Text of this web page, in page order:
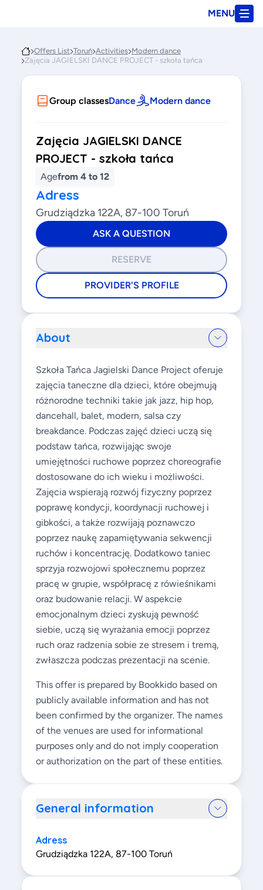
MENU
Offers List Toruń Activities Modern dance
Zajęcia JAGIELSKI DANCE PROJECT - szkoła tańca
Group classesDance Modern dance
Zajęcia JAGIELSKI DANCE
PROJECT - szkoła tańca
Agefrom 4 to 12
Adress
Grudziądzka 122A, 87-100 Toruń
ASK A QUESTION
RESERVE
PROVIDER'S PROFILE
About
Szkoła Tańca Jagielski Dance Project oferuje
zajęcia taneczne dla dzieci, które obejmują
różnorodne techniki takie jak jazz, hip hop,
dancehall, balet, modern, salsa czy
breakdance. Podczas zajęć dzieci uczą się
podstaw tańca, rozwijając swoje
umiejętności ruchowe poprzez choreografie
dostosowane do ich wieku i możliwości.
Zajęcia wspierają rozwój fizyczny poprzez
poprawę kondycji, koordynacji ruchowej i
gibkości, a także rozwijają poznawczo
poprzez naukę zapamiętywania sekwencji
ruchów i koncentrację. Dodatkowo taniec
sprzyja rozwojowi społecznemu poprzez
pracę w grupie, współpracę z rówieśnikami
oraz budowanie relacji. W aspekcie
emocjonalnym dzieci zyskują pewność
siebie, uczą się wyrażania emocji poprzez
ruch oraz radzenia sobie ze stresem i tremą,
zwłaszcza podczas prezentacji na scenie.
This offer is prepared by Bookkido based on
publicly available information and has not
been confirmed by the organizer. The names
of the venues are used for informational
purposes only and do not imply cooperation
or authorization on the part of these entities.
General information
Adress
Grudziądzka 122A, 87-100 Toruń